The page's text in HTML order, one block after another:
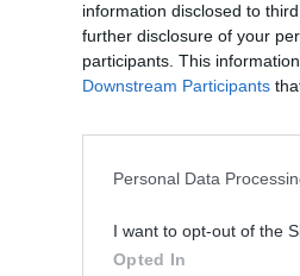
information disclosed to
further disclosure of your
participants. This
Downstream Participants
Personal Data
I want to opt-out of the
Opted In
le Ghana